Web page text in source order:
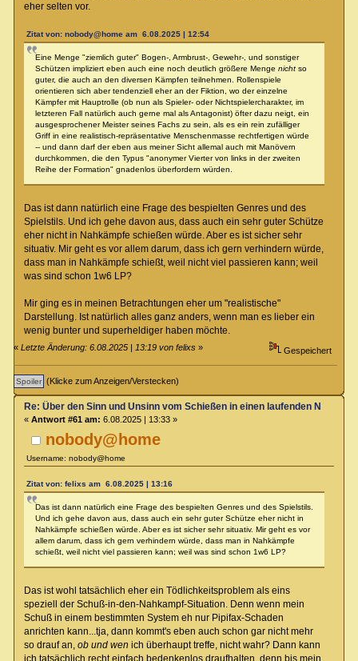
eher selten vor.
Zitat von: nobody@home am 6.08.2025 | 12:54
Eine Menge "ziemlich guter" Bogen-, Armbrust-, Gewehr-, und sonstiger
Schützen impliziert eben auch eine noch deutlich größere Menge nichtso
guter, die auch an den diversen Kämpfen teilnehmen. Rollenspiele
orientieren sich aber tendenziell eher an der Fiktion, wo der einzelne
Kämpfer mit Hauptrolle (ob nun als Spieler- oder Nichtspielercharakter, im
letzteren Fall natürlich auch gerne mal als Antagonist) öfter dazu neigt, ein
ausgesprochener Meister seines Fachs zu sein, als es ein rein zufälliger
Griff in eine realistisch-repräsentative Menschenmasse rechtfertigen würde
-- und dann darf der eben aus meiner Sicht allemal auch mit Manövern
durchkommen, die den Typus "anonymer Vierter von links in der zweiten
Reihe der Formation" gnadenlos überfordern würden.
Das ist dann natürlich eine Frage des bespielten Genres und des
Spielstils. Und ich gehe davon aus, dass auch ein sehr guter Schütze
eher nicht in Nahkämpfe schießen würde. Aber es ist sicher sehr
situativ. Mir geht es vor allem darum, dass ich gern verhindern würde,
dass man in Nahkämpfe schießt, weil nicht viel passieren kann; weil
was sind schon 1w6 LP?
Mir ging es in meinen Betrachtungen eher um "realistische"
Darstellung. Ist natürlich alles ganz anders, wenn man es lieber ein
wenig bunter und superheldiger haben möchte.
«Letzte Änderung: 6.08.2025 | 13:19 von felixs » Gespeichert
(Klicke zum Anzeigen/Verstecken)
nobody@home
Username: nobody@home
Re: Über den Sinn und Unsinn vom Schießen in einen laufenden
« Antwort #61 am: 6.08.2025 | 13:33 »
Zitat von: felixs am 6.08.2025 | 13:16
Das ist dann natürlich eine Frage des bespielten Genres und des Spielstils.
Und ich gehe davon aus, dass auch ein sehr guter Schütze eher nicht in
Nahkämpfe schießen würde. Aber es ist sicher sehr situativ. Mir geht es vor
allem darum, dass ich gern verhindern würde, dass man in Nahkämpfe
schießt, weil nicht viel passieren kann; weil was sind schon 1w6 LP?
Das ist wohl tatsächlich eher ein Tödlichkeitsproblem als eins
speziell der Schuß-in-den-Nahkampf-Situation. Denn wenn mein
Schuß in einem bestimmten System eh nur Pipifax-Schaden
anrichten kann...tja, dann kommt's eben auch schon gar nicht mehr
so drauf an, ob und wen ich überhaupt treffe, nicht wahr? Dann kann
ich tatsächlich recht einfach bedenkenlos draufhalten, denn bis mein